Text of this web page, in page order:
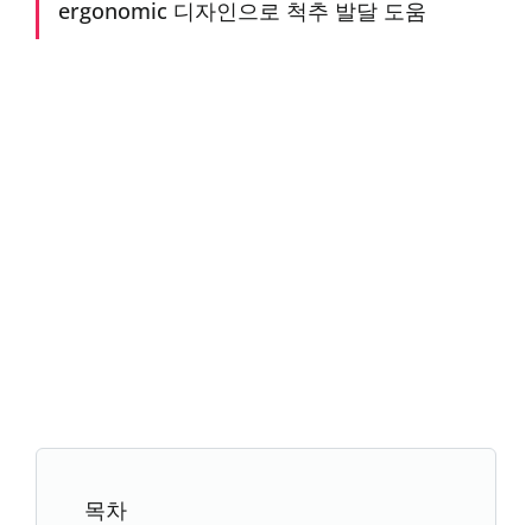
ergonomic 디자인으로 척추 발달 도움
목차